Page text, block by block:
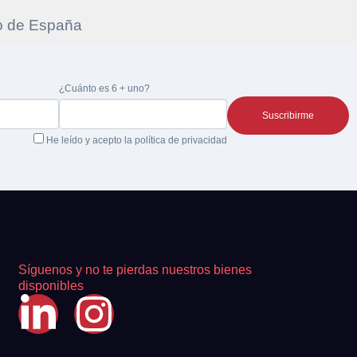
¿Cuánto es 6 + uno?
He leído y acepto la política de privacidad
Síguenos y no te pierdas nuestros bienes
disponibles
la